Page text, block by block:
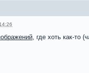
, где хоть как-то